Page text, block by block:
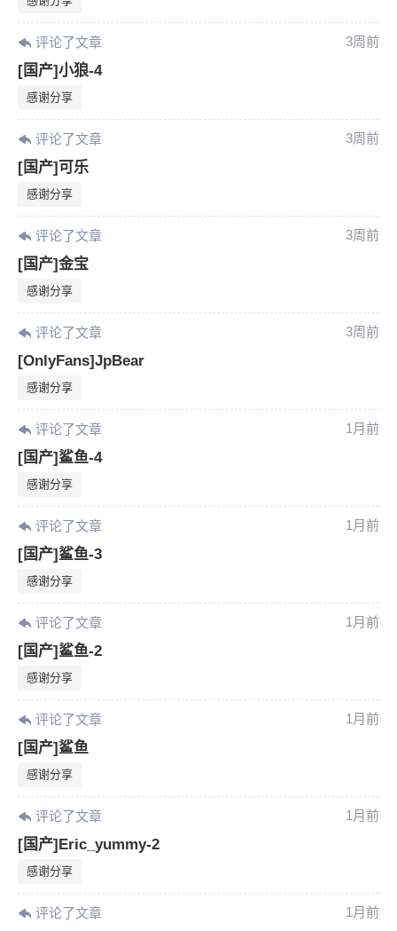
评论了文章 3周前
[国产]小狼-4
感谢分享
评论了文章 3周前
[国产]可乐
感谢分享
评论了文章 3周前
[国产]金宝
感谢分享
评论了文章 3周前
[OnlyFans]JpBear
感谢分享
评论了文章 1月前
[国产]鲨鱼-4
感谢分享
评论了文章 1月前
[国产]鲨鱼-3
感谢分享
评论了文章 1月前
[国产]鲨鱼-2
感谢分享
评论了文章 1月前
[国产]鲨鱼
感谢分享
评论了文章 1月前
[国产]Eric_yummy-2
感谢分享
评论了文章 1月前